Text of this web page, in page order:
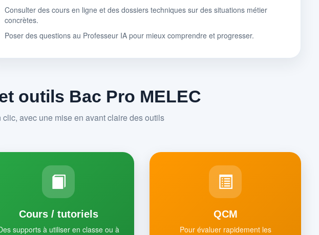
Consulter des cours en ligne et des dossiers techniques sur des situations métier
concrètes.
Poser des questions au Professeur IA pour mieux comprendre et progresser.
outils Bac Pro MELEC
avec une mise en avant claire des outils
Cours / tutoriels
supports à utiliser en classe ou à
QCM
Pour évaluer rapidement les